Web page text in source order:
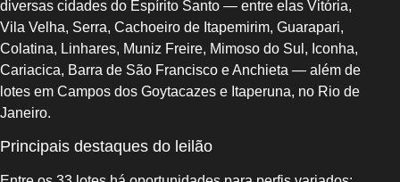
diversas cidades do Espírito Santo — entre elas Vitória,
Vila Velha, Serra, Cachoeiro de Itapemirim, Guarapari,
Colatina, Linhares, Muniz Freire, Mimoso do Sul, Iconha,
Cariacica, Barra de São Francisco e Anchieta — além de
lotes em Campos dos Goytacazes e Itaperuna, no Rio de
Janeiro.
Principais destaques do leilão